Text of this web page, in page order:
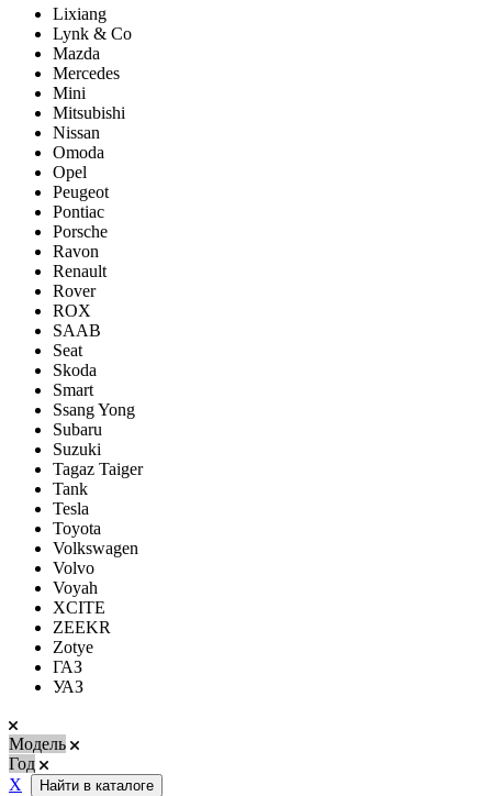
Lixiang
Lynk & Co
Mazda
Mercedes
Mini
Mitsubishi
Nissan
Omoda
Opel
Peugeot
Pontiac
Porsсhe
Ravon
Renault
Rover
ROX
SAAB
Seat
Skoda
Smart
Ssang Yong
Subaru
Suzuki
Tagaz Taiger
Tank
Tesla
Toyota
Volkswagen
Volvo
Voyah
XCITE
ZEEKR
Zotye
ГАЗ
УАЗ
Модель
Год
Х
Найти в каталоге